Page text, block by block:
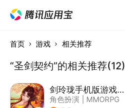
首页 游戏 相关推荐
“圣剑契约”的相关推荐(12)
剑玲珑手机版游戏软件V1.0.0
角色扮演
MMORPG